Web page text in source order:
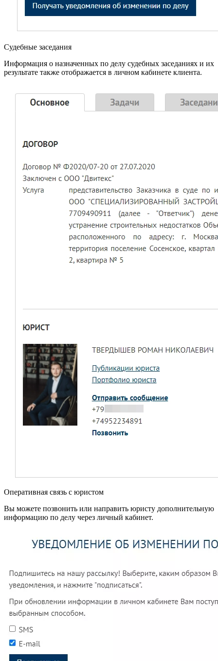
Судебные заседания
Информация о назначенных по делу судебных заседаниях и их
результате также отображается в личном кабинете клиента.
Оперативная связь с юристом
Вы можете позвонить или направить юристу дополнительную
информацию по делу через личный кабинет.